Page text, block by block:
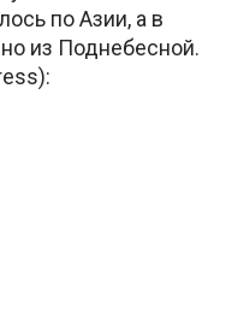
по Азии, а в
из Поднебесной.